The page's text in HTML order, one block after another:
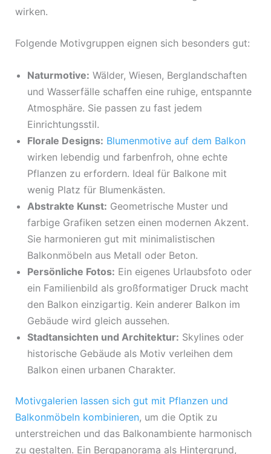
wirken.
Folgende Motivgruppen eignen sich besonders gut:
Naturmotive: Wälder, Wiesen, Berglandschaften
und Wasserfälle schaffen eine ruhige, entspannte
Atmosphäre. Sie passen zu fast jedem
Einrichtungsstil.
Florale Designs: Blumenmotive auf dem Balkon
wirken lebendig und farbenfroh, ohne echte
Pflanzen zu erfordern. Ideal für Balkone mit
wenig Platz für Blumenkästen.
Abstrakte Kunst: Geometrische Muster und
farbige Grafiken setzen einen modernen Akzent.
Sie harmonieren gut mit minimalistischen
Balkonmöbeln aus Metall oder Beton.
Persönliche Fotos: Ein eigenes Urlaubsfoto oder
ein Familienbild als großformatiger Druck macht
den Balkon einzigartig. Kein anderer Balkon im
Gebäude wird gleich aussehen.
Stadtansichten und Architektur: Skylines oder
historische Gebäude als Motiv verleihen dem
Balkon einen urbanen Charakter.
Motivgalerien lassen sich gut mit Pflanzen und
Balkonmöbeln kombinieren, um die Optik zu
unterstreichen und das Balkonambiente harmonisch
zu gestalten. Ein Bergpanorama als Hintergrund,